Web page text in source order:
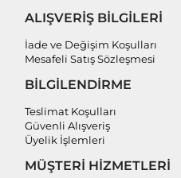
ALIŞVERİŞ BİLGİLERİ
İade ve Değişim Koşulları
Mesafeli Satış Sözleşmesi
BİLGİLENDİRME
Teslimat Koşulları
Güvenli Alışveriş
Üyelik İşlemleri
MÜŞTERİ HİZMETLERİ